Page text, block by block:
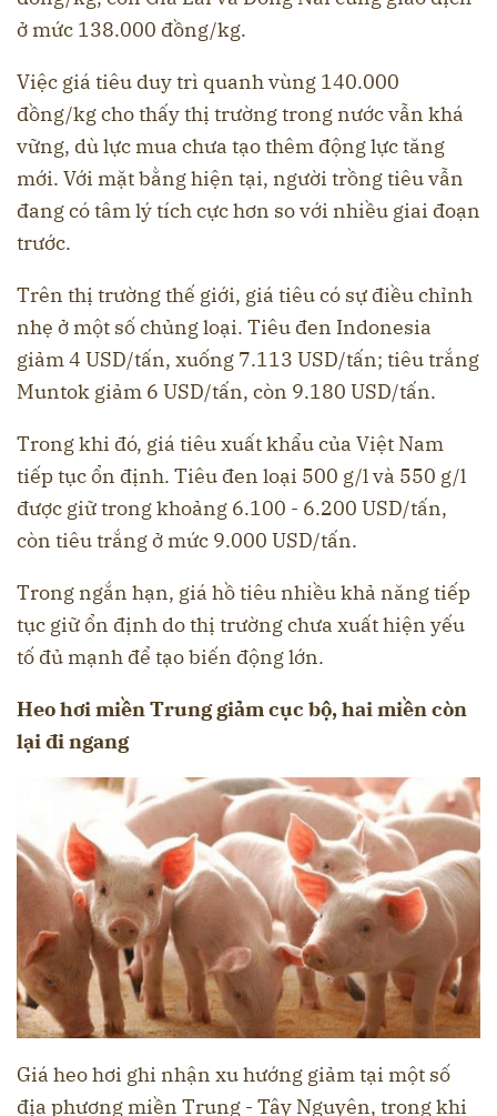
ở mức 138.000 đồng/kg.
Việc giá tiêu duy trì quanh vùng 140.000
đồng/kg cho thấy thị trường trong nước vẫn khá
vững, dù lực mua chưa tạo thêm động lực tăng
mới. Với mặt bằng hiện tại, người trồng tiêu vẫn
đang có tâm lý tích cực hơn so với nhiều giai đoạn
trước.
Trên thị trường thế giới, giá tiêu có sự điều chỉnh
nhẹ ở một số chủng loại. Tiêu đen Indonesia
giảm 4 USD/tấn, xuống 7.113 USD/tấn; tiêu trắng
Muntok giảm 6 USD/tấn, còn 9.180 USD/tấn.
Trong khi đó, giá tiêu xuất khẩu của Việt Nam
tiếp tục ổn định. Tiêu đen loại 500 g/l và 550 g/l
được giữ trong khoảng 6.100 - 6.200 USD/tấn,
còn tiêu trắng ở mức 9.000 USD/tấn.
Trong ngắn hạn, giá hồ tiêu nhiều khả năng tiếp
tục giữ ổn định do thị trường chưa xuất hiện yếu
tố đủ mạnh để tạo biến động lớn.
Heo hơi miền Trung giảm cục bộ, hai miền còn
lại đi ngang
Giá heo hơi ghi nhận xu hướng giảm tại một số
địa phương miền Trung - Tây Nguyên, trong khi